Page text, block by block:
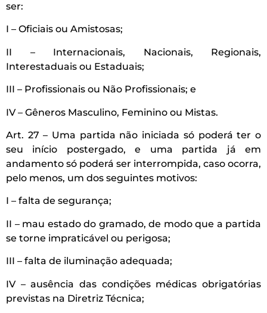
ser:
I – Oficiais ou Amistosas;
II – Internacionais, Nacionais, Regionais,
Interestaduais ou Estaduais;
III – Profissionais ou Não Profissionais; e
IV – Gêneros Masculino, Feminino ou Mistas.
Art. 27 – Uma partida não iniciada só poderá ter o
seu início postergado, e uma partida já em
andamento só poderá ser interrompida, caso ocorra,
pelo menos, um dos seguintes motivos:
I – falta de segurança;
II – mau estado do gramado, de modo que a partida
se torne impraticável ou perigosa;
III – falta de iluminação adequada;
IV – ausência das condições médicas obrigatórias
previstas na Diretriz Técnica;